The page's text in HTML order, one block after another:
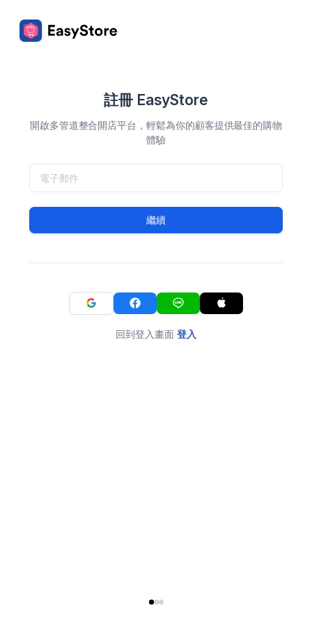
註冊 EasyStore
開啟多管道整合開店平台，輕鬆為你的顧客提供最佳的購物
體驗
繼續
回到登入畫面 登入